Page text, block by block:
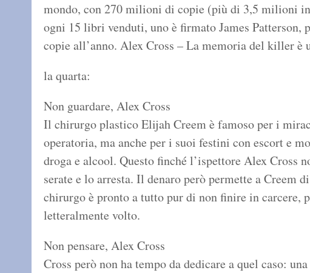
mondo, con 270 milioni di copie (più di 3,5 milioni
ogni 15 libri venduti, uno è firmato James
copie all’anno. Alex Cross – La memoria del killer è
la quarta:
Non guardare, Alex Cross
Il chirurgo plastico Elijah Creem è famoso per i
operatoria, ma anche per i suoi festini con escort e
droga e alcool. Questo finché l’ispettore Alex Cross
serate e lo arresta. Il denaro però permette a Creem
chirurgo è pronto a tutto pur di non finire in carcere,
letteralmente volto.
Non pensare, Alex Cross
Cross però non ha tempo da dedicare a quel caso: